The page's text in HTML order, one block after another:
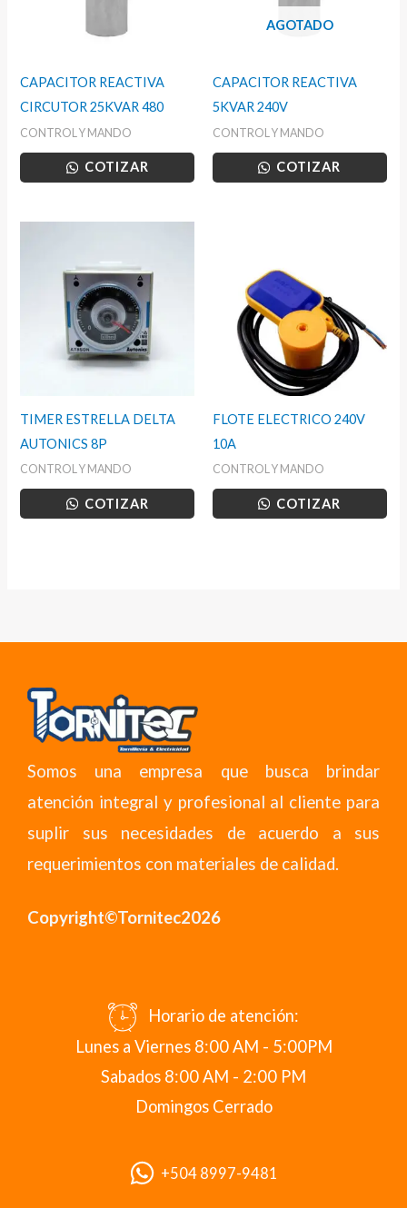
CAPACITOR REACTIVA
CIRCUTOR 25KVAR 480
CONTROL Y MANDO
COTIZAR
AGOTADO
CAPACITOR REACTIVA
5KVAR 240V
CONTROL Y MANDO
COTIZAR
TIMER ESTRELLA DELTA
AUTONICS 8P
CONTROL Y MANDO
COTIZAR
FLOTE ELECTRICO 240V
10A
CONTROL Y MANDO
COTIZAR
Somos una empresa que busca brindar
atención integral y profesional al cliente para
suplir sus necesidades de acuerdo a sus
requerimientos con materiales de calidad.
Copyright©Tornitec2026
Horario de atención:
Lunes a Viernes 8:00 AM - 5:00PM
Sabados 8:00 AM - 2:00 PM
Domingos Cerrado
+504 8997-9481